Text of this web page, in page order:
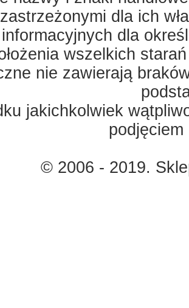
dla ich
informacyjnych dla
wszelkich
nie zawierają
jakichkolwiek
© 2006 - 2019.